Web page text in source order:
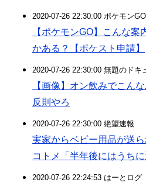
2020-07-26 22:30:00 ポケモン
【ポケモンGO】こんな
かある？【ポケスト申請】
2020-07-26 22:30:00 無題のドキ
【画像】オン飲みでこん
反則やろ
2020-07-26 22:30:00 絶望速報
実家からベビー用品が送
コトメ「半年後にはうちに
2020-07-26 22:24:53 はーとログ